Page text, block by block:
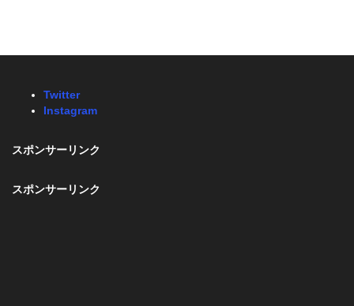
Twitter
Instagram
スポンサーリンク
スポンサーリンク